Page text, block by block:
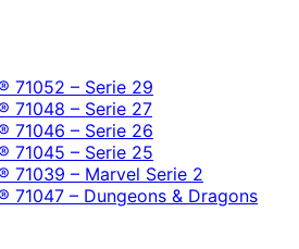
71052 – Serie 29
71048 – Serie 27
71046 – Serie 26
71045 – Serie 25
71039 – Marvel Serie 2
71047 – Dungeons & Dragons